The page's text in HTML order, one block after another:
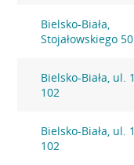
Bielsko-Biała,
Stojałowskiego 50
Bielsko-Biała, ul.
102
Bielsko-Biała, ul.
102